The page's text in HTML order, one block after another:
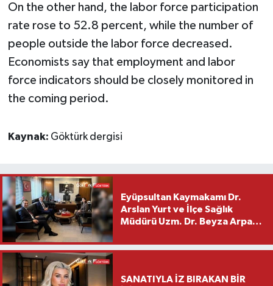
On the other hand, the labor force participation
rate rose to 52.8 percent, while the number of
people outside the labor force decreased.
Economists say that employment and labor
force indicators should be closely monitored in
the coming period.
Kaynak: Göktürk dergisi
Eyüpsultan Kaymakamı Dr.
Arslan Yurt ve İlçe Sağlık
Müdürü Uzm. Dr. Beyza Arpacı
Ziyareti
SANATIYLA İZ BIRAKAN BİR